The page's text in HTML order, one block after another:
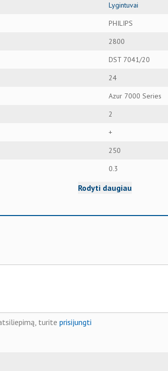
Lygintuvai
PHILIPS
2800
DST 7041/20
24
Azur 7000 Series
2
+
250
0.3
Rodyti daugiau
turite prisijungti